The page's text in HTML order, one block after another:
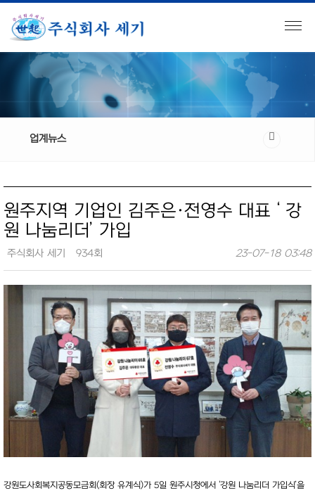
업계뉴스
원주지역 기업인 김주은·전영수 대표 ‘ 강
원 나눔리더’ 가입
주식회사 세기 934회 23-07-18 03:48
강원도사회복지공동모금회(회장 유계식)가 5일 원주시청에서 ‘강원 나눔리더 가입식’을